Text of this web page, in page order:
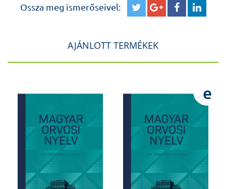
Ossza meg ismerőseivel:
AJÁNLOTT TERMÉKEK
e